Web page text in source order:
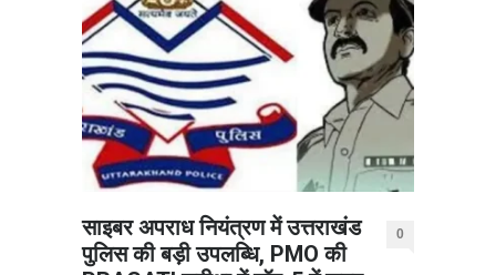
साइबर अपराध नियंत्रण में उत्तराखंड
पुलिस की बड़ी उपलब्धि, PMO की
0